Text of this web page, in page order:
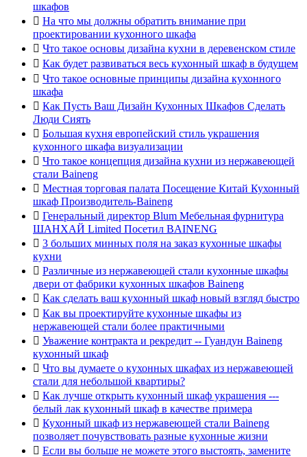
шкафов
 На что мы должны обратить внимание при
проектировании кухонного шкафа
 Что такое основы дизайна кухни в деревенском стиле
 Как будет развиваться весь кухонный шкаф в будущем
 Что такое основные принципы дизайна кухонного
шкафа
 Как Пусть Ваш Дизайн Кухонных Шкафов Сделать
Люди Сиять
 Большая кухня европейский стиль украшения
кухонного шкафа визуализации
 Что такое концепция дизайна кухни из нержавеющей
стали Baineng
 Местная торговая палата Посещение Китай Кухонный
шкаф Производитель-Baineng
 Генеральный директор Blum Мебельная фурнитура
ШАНХАЙ Limited Посетил BAINENG
 3 больших минных поля на заказ кухонные шкафы
кухни
 Различные из нержавеющей стали кухонные шкафы
двери от фабрики кухонных шкафов Baineng
 Как сделать ваш кухонный шкаф новый взгляд быстро
 Как вы проектируйте кухонные шкафы из
нержавеющей стали более практичными
 Уважение контракта и рекредит -- Гуандун Baineng
кухонный шкаф
 Что вы думаете о кухонных шкафах из нержавеющей
стали для небольшой квартиры?
 Как лучше открыть кухонный шкаф украшения ---
белый лак кухонный шкаф в качестве примера
 Кухонный шкаф из нержавеющей стали Baineng
позволяет почувствовать разные кухонные жизни
 Если вы больше не можете этого выстоять, замените